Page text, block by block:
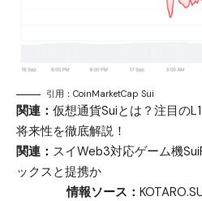
引用：CoinMarketCap Sui
関連： 仮想通貨Suiとは？注目の
将来性を徹底解説！
関連： スイWeb3対応ゲーム機
ックスと提携か
情報ソース：